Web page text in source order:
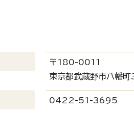
〒180-0011
東京都武蔵野市八幡
0422-51-3695